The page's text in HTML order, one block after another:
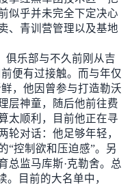
似乎并未完全下定决心
、青训营管理以及基地
俱乐部与不久前刚从吉
便有过接触。而与年仅
，他因曾参与打造勒沃
层神童，随后他前往费
太顺利，目前他正在寻
轮对话：他足够年轻，
“控制欲和压迫感”。另
总监马库斯·克勒舍。总
。目前的大名单中，